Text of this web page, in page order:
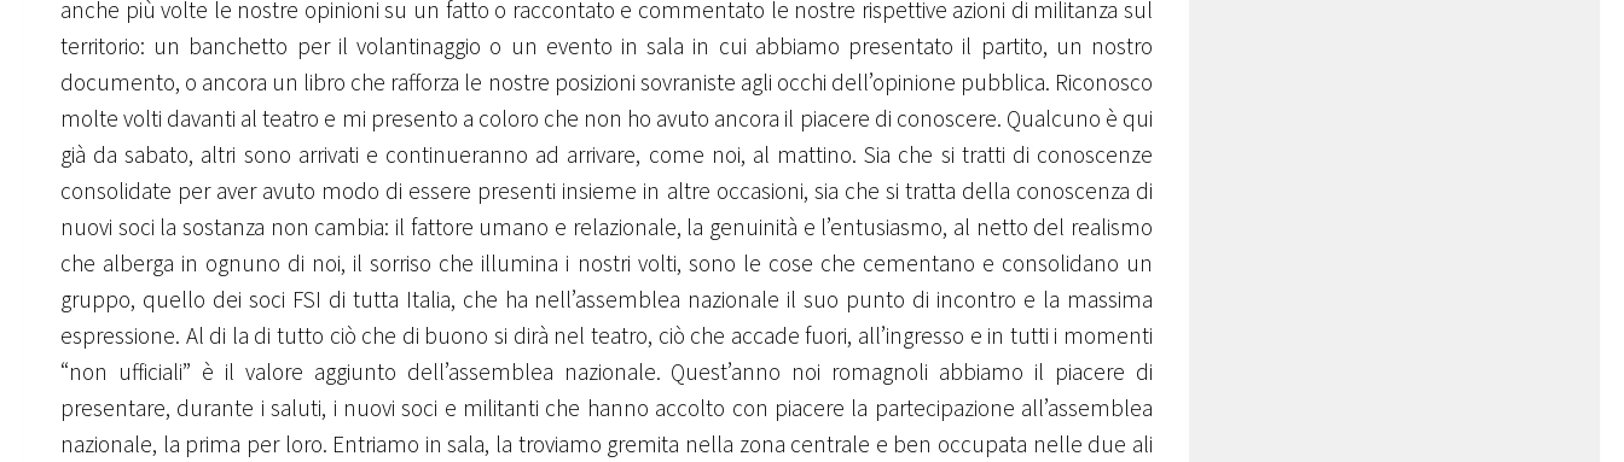
anche più volte le nostre opinioni su un fatto o raccontato e commentato le nostre rispettive azioni di militanza sul
territorio: un banchetto per il volantinaggio o un evento in sala in cui abbiamo presentato il partito, un nostro
documento, o ancora un libro che rafforza le nostre posizioni sovraniste agli occhi dell’opinione pubblica. Riconosco
molte volti davanti al teatro e mi presento a coloro che non ho avuto ancora il piacere di conoscere. Qualcuno è qui
già da sabato, altri sono arrivati e continueranno ad arrivare, come noi, al mattino. Sia che si tratti di conoscenze
consolidate per aver avuto modo di essere presenti insieme in altre occasioni, sia che si tratta della conoscenza di
nuovi soci la sostanza non cambia: il fattore umano e relazionale, la genuinità e l’entusiasmo, al netto del realismo
che alberga in ognuno di noi, il sorriso che illumina i nostri volti, sono le cose che cementano e consolidano un
gruppo, quello dei soci FSI di tutta Italia, che ha nell’assemblea nazionale il suo punto di incontro e la massima
espressione. Al di la di tutto ciò che di buono si dirà nel teatro, ciò che accade fuori, all’ingresso e in tutti i momenti
“non ufficiali” è il valore aggiunto dell’assemblea nazionale. Quest’anno noi romagnoli abbiamo il piacere di
presentare, durante i saluti, i nuovi soci e militanti che hanno accolto con piacere la partecipazione all’assemblea
nazionale, la prima per loro. Entriamo in sala, la troviamo gremita nella zona centrale e ben occupata nelle due ali